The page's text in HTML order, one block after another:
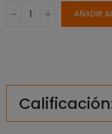
AÑADIR